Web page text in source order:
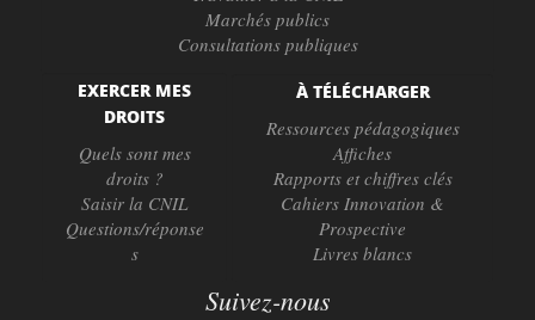
Marchés publics
Consultations publiques
EXERCER MES
DROITS
Quels sont mes
droits ?
Saisir la CNIL
Questions/réponse
s
À TÉLÉCHARGER
Ressources pédagogiques
Affiches
Rapports et chiffres clés
Cahiers Innovation &
Prospective
Livres blancs
Suivez-nous